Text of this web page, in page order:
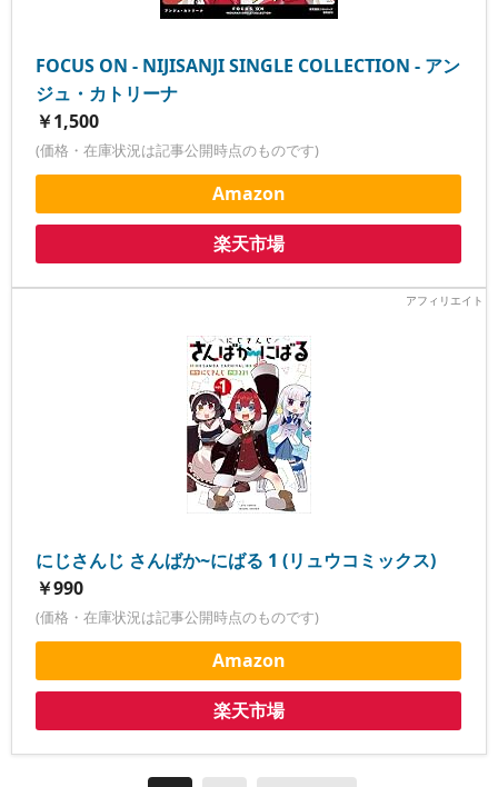
FOCUS ON - NIJISANJI SINGLE COLLECTION - アン
ジュ・カトリーナ
￥1,500
(価格・在庫状況は記事公開時点のものです)
Amazon
楽天市場
にじさんじ さんばか~にばる 1 (リュウコミックス)
￥990
(価格・在庫状況は記事公開時点のものです)
Amazon
楽天市場